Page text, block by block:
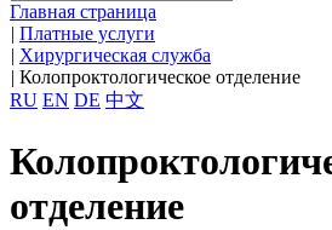
Главная страница
| Платные услуги
| Хирургическая служба
| Колопроктологическое отделение
RU EN DE 中文
отделение